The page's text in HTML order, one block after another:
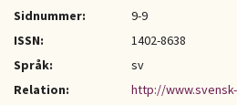
Sidnummer:
9-9
ISSN:
1402-8638
Språk:
sv
Relation:
http://